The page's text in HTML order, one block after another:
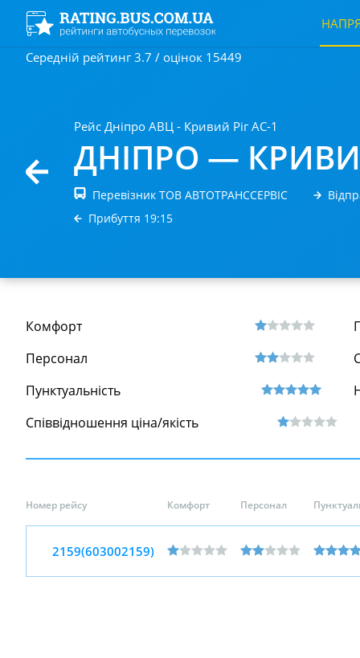
Середній рейтинг 3.7 / оцінок 15449
Рейс Дніпро АВЦ - Кривий Ріг АС-1
ДНІПРО —
Перевізник ТОВ АВТОТРАНССЕРВIС
Прибуття 19:15
Комфорт
Персонал
Пунктуальність
Співвідношення ціна/якість
Номер рейсу Комфорт Персонал
2159(603002159)